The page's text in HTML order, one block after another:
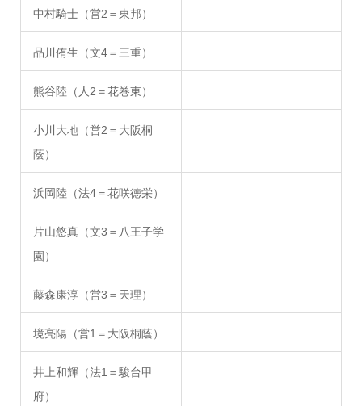
中村騎士（営2＝東邦）
品川侑生（文4＝三重）
熊谷陸（人2＝花巻東）
小川大地（営2＝大阪桐
蔭）
浜岡陸（法4＝花咲徳栄）
片山悠真（文3＝八王子学
園）
藤森康淳（営3＝天理）
境亮陽（営1＝大阪桐蔭）
井上和輝（法1＝駿台甲
府）